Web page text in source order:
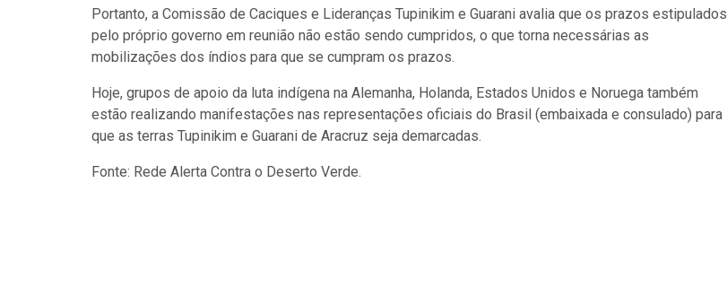
Portanto, a Comissão de Caciques e Lideranças Tupinikim e Guarani avalia que os prazos estipulados
pelo próprio governo em reunião não estão sendo cumpridos, o que torna necessárias as
mobilizações dos índios para que se cumpram os prazos.
Hoje, grupos de apoio da luta indígena na Alemanha, Holanda, Estados Unidos e Noruega também
estão realizando manifestações nas representações oficiais do Brasil (embaixada e consulado) para
que as terras Tupinikim e Guarani de Aracruz seja demarcadas.
Fonte: Rede Alerta Contra o Deserto Verde.